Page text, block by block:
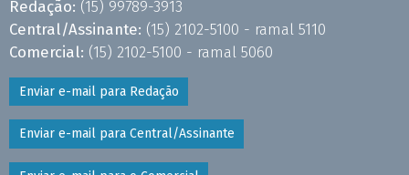
Redação: (15) 99789-3913
Central/Assinante: (15) 2102-5100 - ramal 5110
Comercial: (15) 2102-5100 - ramal 5060
Enviar e-mail para Redação
Enviar e-mail para Central/Assinante